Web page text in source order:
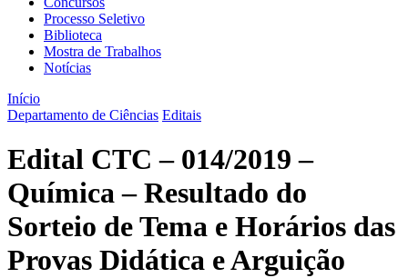
Processo Seletivo
Biblioteca
Mostra de Trabalhos
Notícias
Início
Departamento de Ciências Editais
Edital CTC – 014/2019 –
Química – Resultado do
Sorteio de Tema e Horários das
Provas Didática e Arguição